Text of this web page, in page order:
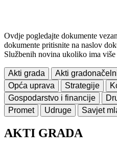
Ovdje pogledajte dokumente
dokumente pritisnite na naslov
Službenih novina ukoliko ima više
Akti grada Akti
Opća uprava
Strategije
Gospodarstvo i financije
Promet
Udruge Savjet
AKTI GRADA